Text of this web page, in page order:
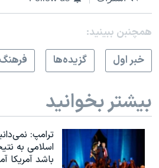
همچنبن ببینید:
خبر اول
گزيده‌ها
بیشتر بخوانید
ترامپ:
اسلامی به
باشد آمریکا